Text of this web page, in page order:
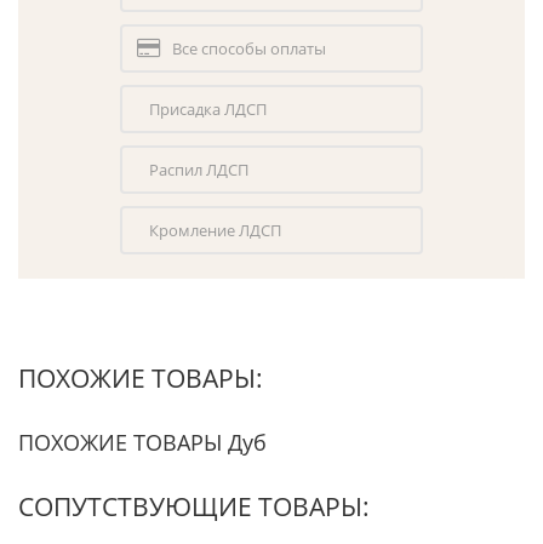
Все способы оплаты
Присадка ЛДСП
Распил ЛДСП
Кромление ЛДСП
ПОХОЖИЕ ТОВАРЫ:
ПОХОЖИЕ ТОВАРЫ Дуб
СОПУТСТВУЮЩИЕ ТОВАРЫ: